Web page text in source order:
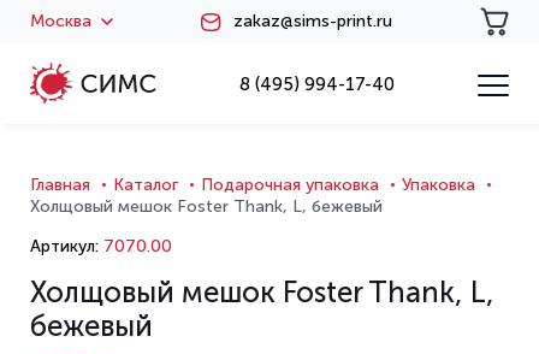
Москва zakaz@sims-print.ru
8 (495) 994-17-40
Главная Каталог Подарочная упаковка
Упаковка
Холщовый мешок Foster Thank, L, бежевый
Артикул: 7070.00
Холщовый мешок Foster Thank, L,
бежевый